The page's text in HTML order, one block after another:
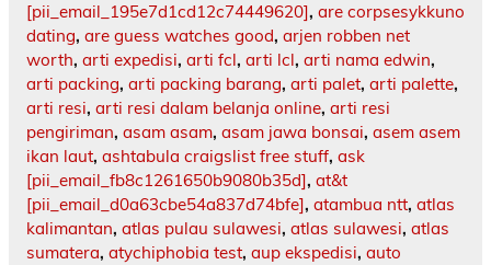
[pii_email_195e7d1cd12c74449620], are corpsesykkuno
dating, are guess watches good, arjen robben net
worth, arti expedisi, arti fcl, arti lcl, arti nama edwin,
arti packing, arti packing barang, arti palet, arti palette,
arti resi, arti resi dalam belanja online, arti resi
pengiriman, asam asam, asam jawa bonsai, asem asem
ikan laut, ashtabula craigslist free stuff, ask
[pii_email_fb8c1261650b9080b35d], at&t
[pii_email_d0a63cbe54a837d74bfe], atambua ntt, atlas
kalimantan, atlas pulau sulawesi, atlas sulawesi, atlas
sumatera, atychiphobia test, aup ekspedisi, auto